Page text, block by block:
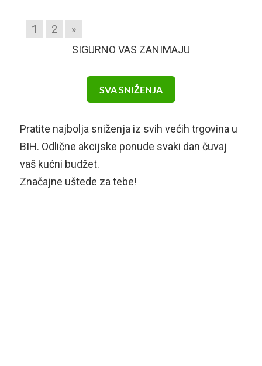
1 2
»
SIGURNO VAS ZANIMAJU
SVA SNIŽENJA
Pratite najbolja sniženja iz svih većih trgovina u
BIH. Odlične akcijske ponude svaki dan čuvaj
vaš kućni budžet.
Značajne uštede za tebe!